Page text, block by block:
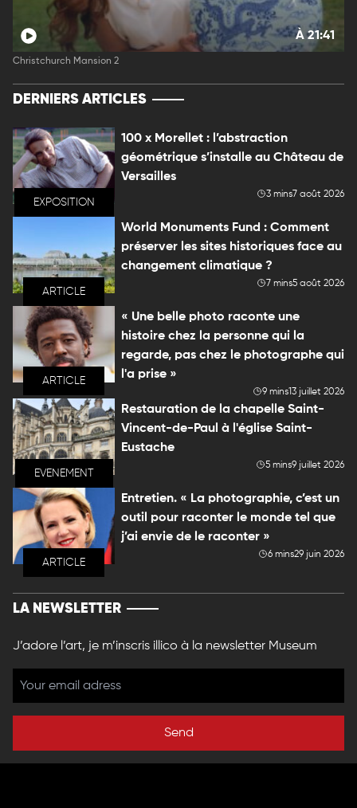
À 21:41
Christchurch Mansion 2
DERNIERS ARTICLES
EXPOSITION
100 x Morellet : l’abstraction
géométrique s’installe au Château de
Versailles
3 mins7 août 2026
ARTICLE
World Monuments Fund : Comment
préserver les sites historiques face au
changement climatique ?
7 mins5 août 2026
ARTICLE
« Une belle photo raconte une
histoire chez la personne qui la
regarde, pas chez le photographe qui
l'a prise »
9 mins13 juillet 2026
EVENEMENT
Restauration de la chapelle Saint-
Vincent-de-Paul à l'église Saint-
Eustache
5 mins9 juillet 2026
ARTICLE
Entretien. « La photographie, c’est un
outil pour raconter le monde tel que
j’ai envie de le raconter »
6 mins29 juin 2026
LA NEWSLETTER
J’adore l’art, je m’inscris illico à la newsletter Museum
Send